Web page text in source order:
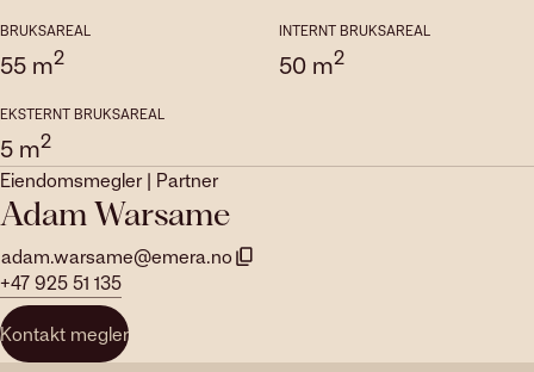
BRUKSAREAL
55 m2
INTERNT BRUKSAREAL
50 m2
EKSTERNT BRUKSAREAL
5 m2
Eiendomsmegler | Partner
Adam Warsame
adam.warsame@emera.no
+47 925 51 135
Kontakt megler